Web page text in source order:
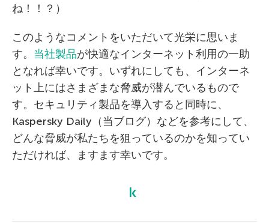
ね！！？）
このようなコメントをいただいて光栄に思いま
す。 当社製品が快適なインターネット利用の一助
となれば幸いです。いずれにしても、インターネ
ット上にはさまざまな脅威が潜んでいるもので
す。セキュリティ製品を導入すると同時に、
Kaspersky Daily（当ブログ）などを参考にして、
どんな脅威が私たちを狙っているのかを知ってい
ただければ、ますます幸いです。